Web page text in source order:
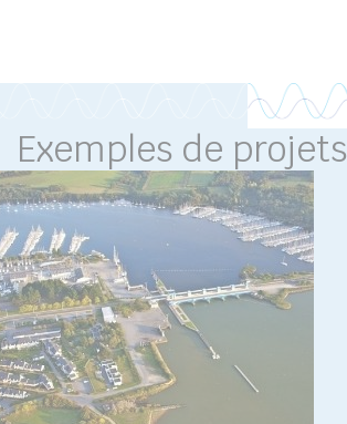
Exemples de projets